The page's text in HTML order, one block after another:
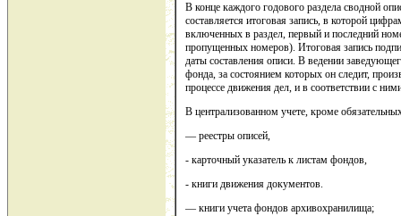
В конце каждого годового раздела сводной
составляется итоговая запись, в которой
включенных в раздел, первый и последний
пропущенных номеров). Итоговая запись
даты составления описи. В ведении
фонда, за состоянием которых он следит,
процессе движения дел, и в соответствии с
В централизованном учете, кроме
— реестры описей,
- карточный указатель к листам фондов,
- книги движения документов.
— книги учета фондов архивохранилища;